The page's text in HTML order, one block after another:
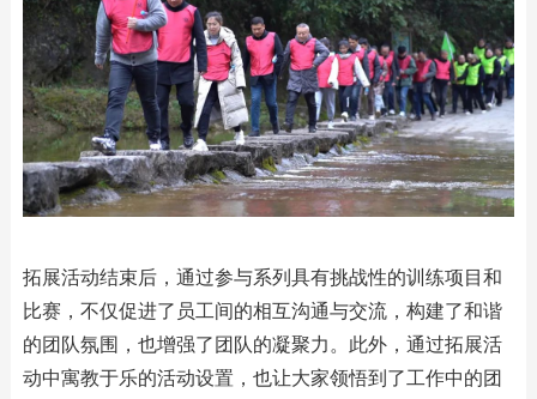
拓展活动结束后，通过参与系列具有挑战性的训练项目和
比赛，不仅促进了员工间的相互沟通与交流，构建了和谐
的团队氛围，也增强了团队的凝聚力。此外，通过拓展活
动中寓教于乐的活动设置，也让大家领悟到了工作中的团